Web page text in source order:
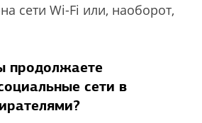
сети Wi-Fi или, наоборот,
продолжаете
сети в